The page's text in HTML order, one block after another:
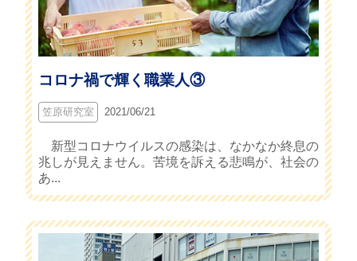
コロナ禍で輝く職業人③
笠原研究室 2021/06/21
新型コロナウイルスの感染は、なかなか終息の
兆しが見えません。苦境を訴える悲鳴が、社会の
あ...